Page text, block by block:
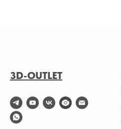
3D-OUTLET